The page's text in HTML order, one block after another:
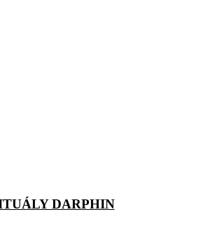
DARPHIN